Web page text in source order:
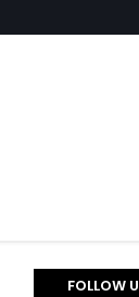
FOLLOW